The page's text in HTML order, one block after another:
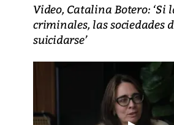
Video, Catalina Botero: ‘Si
criminales, las sociedades
suicidarse’